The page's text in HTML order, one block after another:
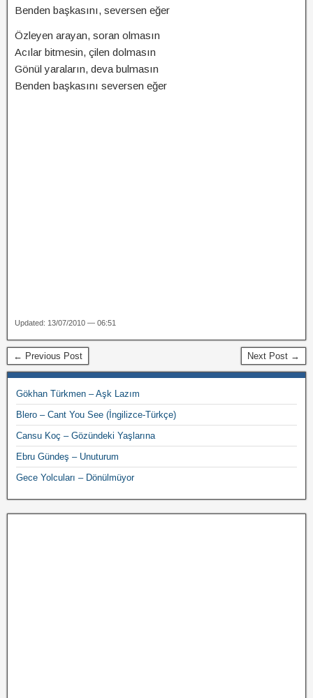
Benden başkasını, seversen eğer
Özleyen arayan, soran olmasın
Acılar bitmesin, çilen dolmasın
Gönül yaraların, deva bulmasın
Benden başkasını seversen eğer
Updated: 13/07/2010 — 06:51
← Previous Post Next Post →
Gökhan Türkmen – Aşk Lazım
Blero – Cant You See (İngilizce-Türkçe)
Cansu Koç – Gözündeki Yaşlarına
Ebru Gündeş – Unuturum
Gece Yolcuları – Dönülmüyor